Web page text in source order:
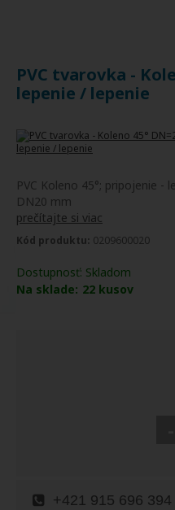
PVC tvarovka -
lepenie / lepenie
PVC Koleno 45°; pripojenie -
DN20 mm
prečítajte si viac
Kód produktu: 0209600020
Dostupnosť: Skladom
Na sklade: 22 kusov
+421 915 696 394